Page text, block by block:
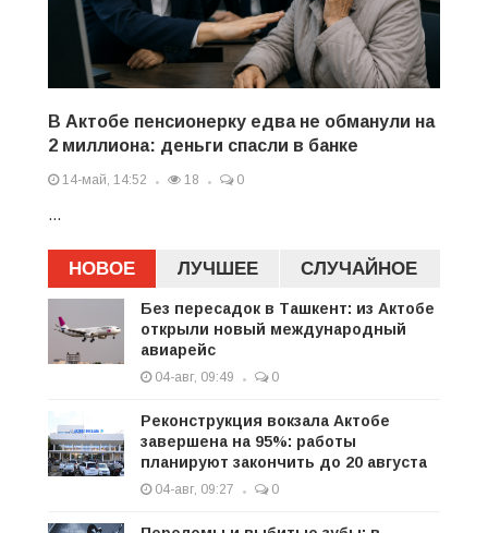
В Актобе пенсионерку едва не обманули на
2 миллиона: деньги спасли в банке
14-май, 14:52 18 0
...
НОВОЕ ЛУЧШЕЕ СЛУЧАЙНОЕ
Без пересадок в Ташкент: из Актобе
открыли новый международный
авиарейс
04-авг, 09:49 0
Реконструкция вокзала Актобе
завершена на 95%: работы
планируют закончить до 20 августа
04-авг, 09:27 0